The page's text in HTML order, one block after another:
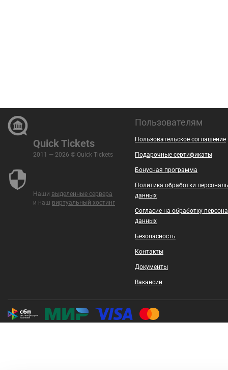
Quick Tickets
2011 — 2026 © Quick Tickets
Наши выделенные сервера
и наш виртуальный хостинг
Пользователям
Пользовательское соглашение
Подарочные сертификаты
Бонусная программа
Политика обработки
данных
Согласие на обработку
данных
Безопасность
Контакты
Документы
Вакансии